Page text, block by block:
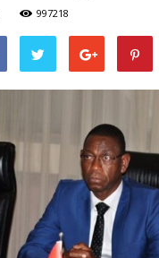
997218